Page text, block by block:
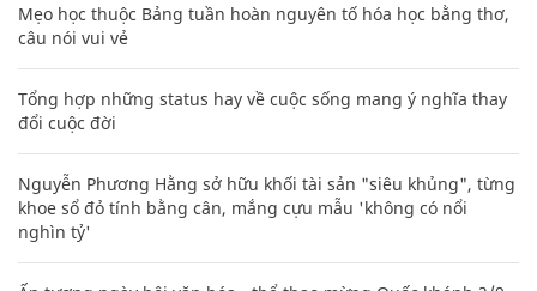
Mẹo học thuộc Bảng tuần hoàn nguyên tố hóa học bằng thơ,
câu nói vui vẻ
Tổng hợp những status hay về cuộc sống mang ý nghĩa thay
đổi cuộc đời
Nguyễn Phương Hằng sở hữu khối tài sản "siêu khủng", từng
khoe sổ đỏ tính bằng cân, mắng cựu mẫu 'không có nổi
nghìn tỷ'